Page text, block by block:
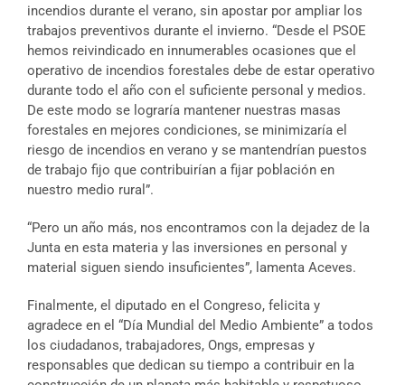
incendios durante el verano, sin apostar por ampliar los
trabajos preventivos durante el invierno. “Desde el PSOE
hemos reivindicado en innumerables ocasiones que el
operativo de incendios forestales debe de estar operativo
durante todo el año con el suficiente personal y medios.
De este modo se lograría mantener nuestras masas
forestales en mejores condiciones, se minimizaría el
riesgo de incendios en verano y se mantendrían puestos
de trabajo fijo que contribuirían a fijar población en
nuestro medio rural”.
“Pero un año más, nos encontramos con la dejadez de la
Junta en esta materia y las inversiones en personal y
material siguen siendo insuficientes”, lamenta Aceves.
Finalmente, el diputado en el Congreso, felicita y
agradece en el “Día Mundial del Medio Ambiente” a todos
los ciudadanos, trabajadores, Ongs, empresas y
responsables que dedican su tiempo a contribuir en la